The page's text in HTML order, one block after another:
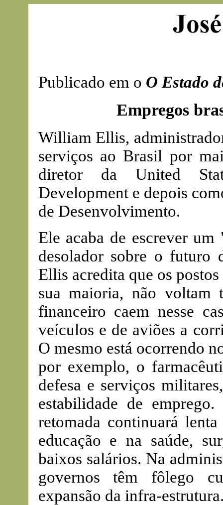
Publicado em o O Estado
Empregos
William Ellis,
serviços ao Brasil por
diretor da United
Development e depois
de Desenvolvimento.
Ele acaba de escrever
desolador sobre o futuro
Ellis acredita que os
sua maioria, não voltam
financeiro caem nesse
veículos e de aviões a
O mesmo está ocorrendo
por exemplo, o
defesa e serviços
estabilidade de
retomada continuará
educação e na saúde,
baixos salários. Na
governos têm fôlego
expansão da infra-